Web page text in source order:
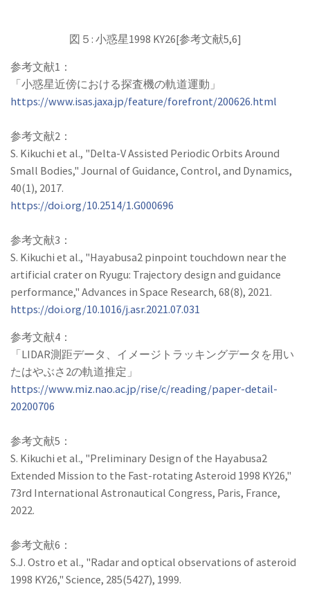
図５: 小惑星1998 KY26[参考文献5,6]
参考文献1：
「小惑星近傍における探査機の軌道運動」
https://www.isas.jaxa.jp/feature/forefront/200626.html
参考文献2：
S. Kikuchi et al., "Delta-V Assisted Periodic Orbits Around
Small Bodies," Journal of Guidance, Control, and Dynamics,
40(1), 2017.
https://doi.org/10.2514/1.G000696
参考文献3：
S. Kikuchi et al., "Hayabusa2 pinpoint touchdown near the
artificial crater on Ryugu: Trajectory design and guidance
performance," Advances in Space Research, 68(8), 2021.
https://doi.org/10.1016/j.asr.2021.07.031
参考文献4：
「LIDAR測距データ、イメージトラッキングデータを用い
たはやぶさ2の軌道推定」
https://www.miz.nao.ac.jp/rise/c/reading/paper-detail-
20200706
参考文献5：
S. Kikuchi et al., "Preliminary Design of the Hayabusa2
Extended Mission to the Fast-rotating Asteroid 1998 KY26,"
73rd International Astronautical Congress, Paris, France,
2022.
参考文献6：
S.J. Ostro et al., "Radar and optical observations of asteroid
1998 KY26," Science, 285(5427), 1999.